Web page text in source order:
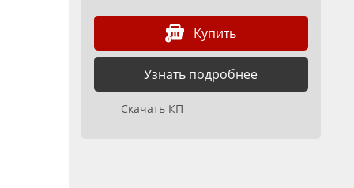
Купить
Узнать подробнее
Скачать КП